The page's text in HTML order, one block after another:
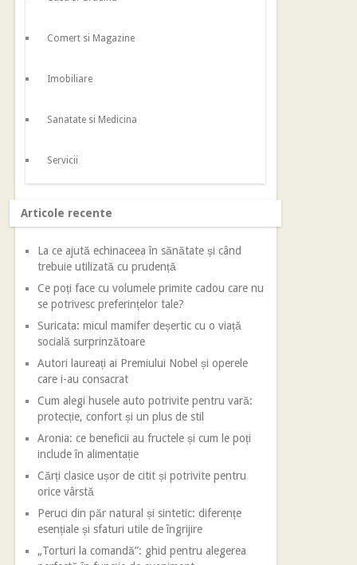
Comert si Magazine
Imobiliare
Sanatate si Medicina
Servicii
Articole recente
La ce ajută echinaceea în sănătate și când
trebuie utilizată cu prudență
Ce poți face cu volumele primite cadou care nu
se potrivesc preferințelor tale?
Suricata: micul mamifer deșertic cu o viață
socială surprinzătoare
Autori laureați ai Premiului Nobel și operele
care i-au consacrat
Cum alegi husele auto potrivite pentru vară:
protecție, confort și un plus de stil
Aronia: ce beneficii au fructele și cum le poți
include în alimentație
Cărți clasice ușor de citit și potrivite pentru
orice vârstă
Peruci din păr natural și sintetic: diferențe
esențiale și sfaturi utile de îngrijire
„Torturi la comandă”: ghid pentru alegerea